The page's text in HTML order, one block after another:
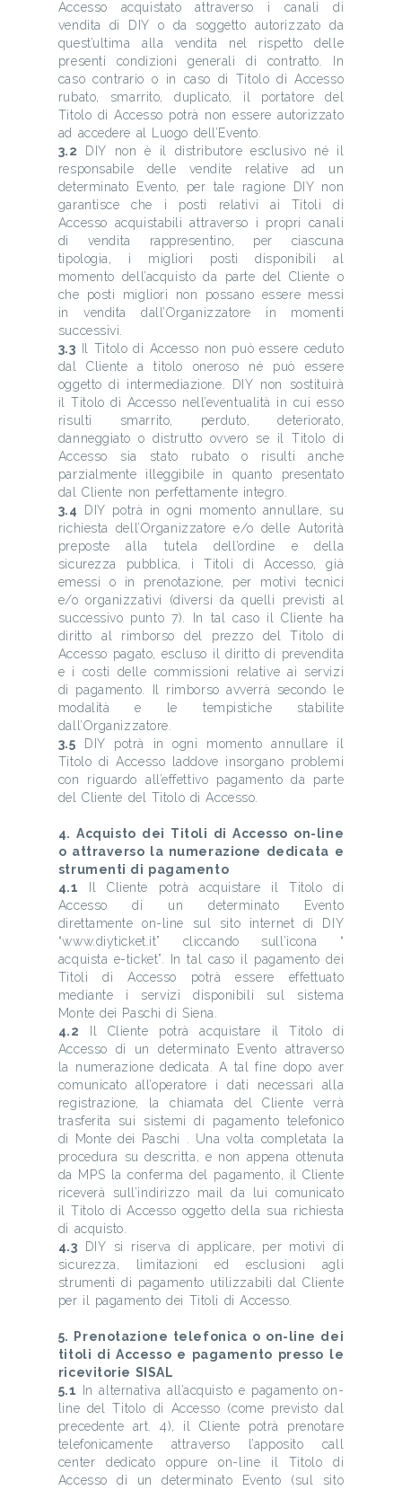
Accesso acquistato attraverso i canali di
vendita di DIY o da soggetto autorizzato da
quest’ultima alla vendita nel rispetto delle
presenti condizioni generali di contratto. In
caso contrario o in caso di Titolo di Accesso
rubato, smarrito, duplicato, il portatore del
Titolo di Accesso potrà non essere autorizzato
ad accedere al Luogo dell’Evento.
3.2 DIY non è il distributore esclusivo né il
responsabile delle vendite relative ad un
determinato Evento, per tale ragione DIY non
garantisce che i posti relativi ai Titoli di
Accesso acquistabili attraverso i propri canali
di vendita rappresentino, per ciascuna
tipologia, i migliori posti disponibili al
momento dell’acquisto da parte del Cliente o
che posti migliori non possano essere messi
in vendita dall’Organizzatore in momenti
successivi.
3.3 Il Titolo di Accesso non può essere ceduto
dal Cliente a titolo oneroso né può essere
oggetto di intermediazione. DIY non sostituirà
il Titolo di Accesso nell’eventualità in cui esso
risulti smarrito, perduto, deteriorato,
danneggiato o distrutto ovvero se il Titolo di
Accesso sia stato rubato o risulti anche
parzialmente illeggibile in quanto presentato
dal Cliente non perfettamente integro.
3.4 DIY potrà in ogni momento annullare, su
richiesta dell’Organizzatore e/o delle Autorità
preposte alla tutela dell’ordine e della
sicurezza pubblica, i Titoli di Accesso, già
emessi o in prenotazione, per motivi tecnici
e/o organizzativi (diversi da quelli previsti al
successivo punto 7). In tal caso il Cliente ha
diritto al rimborso del prezzo del Titolo di
Accesso pagato, escluso il diritto di prevendita
e i costi delle commissioni relative ai servizi
di pagamento. Il rimborso avverrà secondo le
modalità e le tempistiche stabilite
dall’Organizzatore.
3.5 DIY potrà in ogni momento annullare il
Titolo di Accesso laddove insorgano problemi
con riguardo all’effettivo pagamento da parte
del Cliente del Titolo di Accesso.
4. Acquisto dei Titoli di Accesso on-line
o attraverso la numerazione dedicata e
strumenti di pagamento
4.1 Il Cliente potrà acquistare il Titolo di
Accesso di un determinato Evento
direttamente on-line sul sito internet di DIY
“www.diyticket.it” cliccando sull’icona “
acquista e-ticket”. In tal caso il pagamento dei
Titoli di Accesso potrà essere effettuato
mediante i servizi disponibili sul sistema
Monte dei Paschi di Siena.
4.2 Il Cliente potrà acquistare il Titolo di
Accesso di un determinato Evento attraverso
la numerazione dedicata. A tal fine dopo aver
comunicato all’operatore i dati necessari alla
registrazione, la chiamata del Cliente verrà
trasferita sui sistemi di pagamento telefonico
di Monte dei Paschi . Una volta completata la
procedura su descritta, e non appena ottenuta
da MPS la conferma del pagamento, il Cliente
riceverà sull’indirizzo mail da lui comunicato
il Titolo di Accesso oggetto della sua richiesta
di acquisto.
4.3 DIY si riserva di applicare, per motivi di
sicurezza, limitazioni ed esclusioni agli
strumenti di pagamento utilizzabili dal Cliente
per il pagamento dei Titoli di Accesso.
5. Prenotazione telefonica o on-line dei
titoli di Accesso e pagamento presso le
ricevitorie SISAL
5.1 In alternativa all’acquisto e pagamento on-
line del Titolo di Accesso (come previsto dal
precedente art. 4), il Cliente potrà prenotare
telefonicamente attraverso l’apposito call
center dedicato oppure on-line il Titolo di
Accesso di un determinato Evento (sul sito